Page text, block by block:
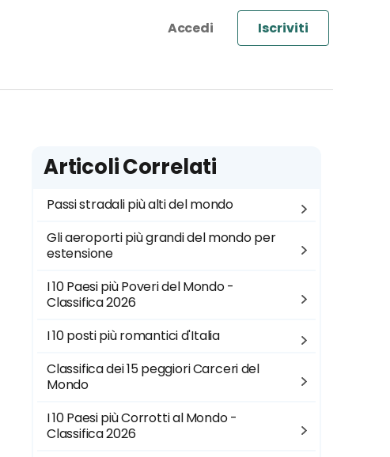
Iscriviti
Articoli Correlati
Passi stradali più alti del mondo
Gli aeroporti più grandi del mondo per
estensione
I 10 Paesi più Poveri del Mondo -
Classifica 2026
I 10 posti più romantici d'Italia
Classifica dei 15 peggiori Carceri del
Mondo
I 10 Paesi più Corrotti al Mondo -
Classifica 2026